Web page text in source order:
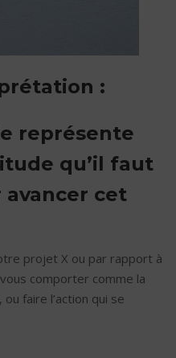
:
représente
qu’il faut
cet
projet X ou par rapport à
comporter comme la
faire l’action qui se